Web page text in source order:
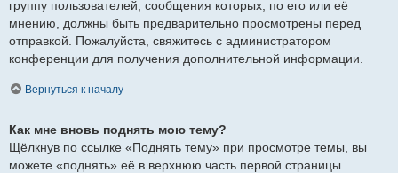
группу пользователей, сообщения которых, по его или её
мнению, должны быть предварительно просмотрены перед
отправкой. Пожалуйста, свяжитесь с администратором
конференции для получения дополнительной информации.
Вернуться к началу
Как мне вновь поднять мою тему?
Щёлкнув по ссылке «Поднять тему» при просмотре темы, вы
можете «поднять» её в верхнюю часть первой страницы